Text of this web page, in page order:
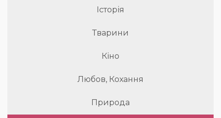
Історія
Тварини
Кіно
Любов, Кохання
Природа